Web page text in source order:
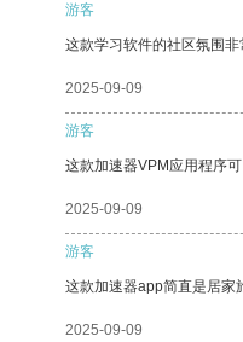
游客
这款学习软件的社区氛围非
2025-09-09
游客
这款加速器VPM应用程序
2025-09-09
游客
这款加速器app简直是居家
2025-09-09